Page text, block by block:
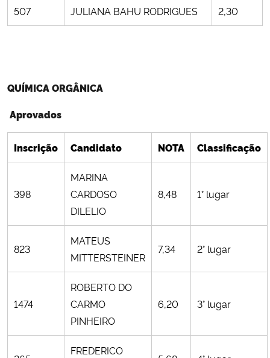
507 JULIANA BAHU RODRIGUES 2,30
QUÍMICA ORGÂNICA
Aprovados
Inscrição Candidato NOTA Classificação
398
MARINA
CARDOSO
DILELIO
8,48 1° lugar
823
MATEUS
MITTERSTEINER
7,34 2° lugar
1474
ROBERTO DO
CARMO
PINHEIRO
6,20 3° lugar
FREDERICO